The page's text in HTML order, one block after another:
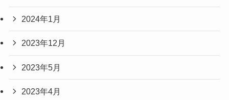
2024年1月
2023年12月
2023年5月
2023年4月